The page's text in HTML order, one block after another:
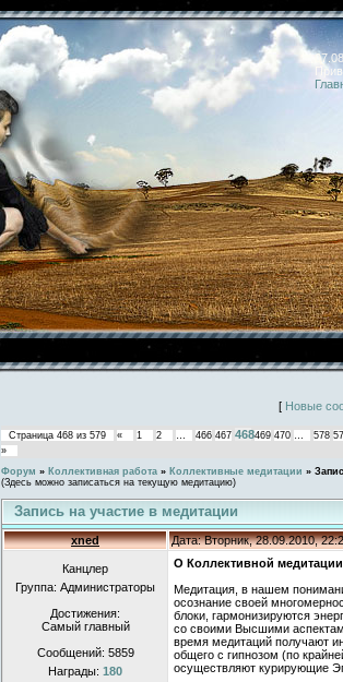
[ Новые
Страница 468 из 579 « 1 2 … 466 467 468469 470 … 578
»
Форум » Коллективная работа » Коллективные медитации »
(Здесь можно записаться на текущую медитацию)
Запись на участие в медитации
xned Дата: Вторник, 28.09.2010,
Канцлер
Группа: Администраторы
Достижения:
Самый главный
Сообщений: 5859
Награды: 180
О Коллективной медитации
Медитация, в нашем
осознание своей
блоки, гармонизируются
со своими Высшими
время медитаций получают
общего с гипнозом (по
осуществляют курирующие